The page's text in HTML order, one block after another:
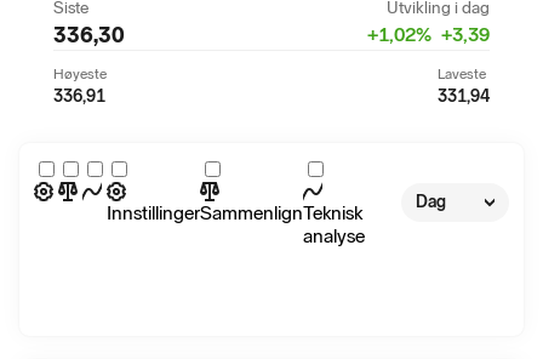
Siste
336,30
Utvikling i dag
+1,02% +3,39
Høyeste
336,91
Laveste
331,94
InnstillingerSammenlignTeknisk
analyse
Dag